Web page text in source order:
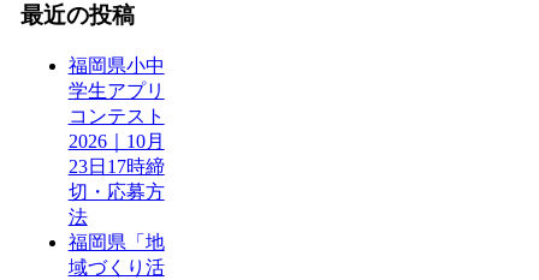
最近の投稿
福岡県小中
学生アプリ
コンテスト
2026｜10月
23日17時締
切・応募方
法
福岡県「地
域づくり活